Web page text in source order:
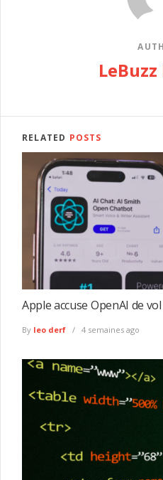
RELATED POSTS
Apple accuse OpenAI de
By leo derf 4 semaines ago